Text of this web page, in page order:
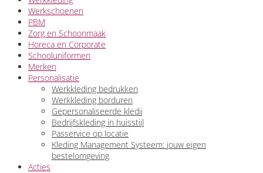
Werkschoenen
PBM
Zorg en Schoonmaak
Horeca en Corporate
Schooluniformen
Merken
Personalisatie
Werkkleding bedrukken
Werkkleding borduren
Gepersonaliseerde kledij
Bedrijfskleding in huisstijl
Passervice op locatie
Kleding Management Systeem: jouw eigen
bestelomgeving
Acties